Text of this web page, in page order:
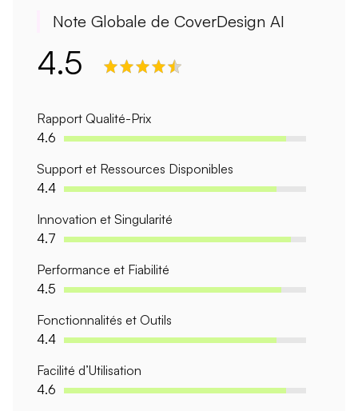
Note Globale de CoverDesign AI
4.5
Rapport Qualité-Prix
4.6
Support et Ressources Disponibles
4.4
Innovation et Singularité
4.7
Performance et Fiabilité
4.5
Fonctionnalités et Outils
4.4
Facilité d’Utilisation
4.6